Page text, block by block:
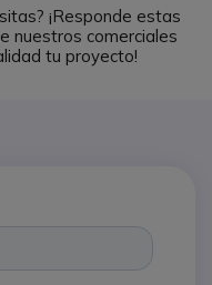
¡Responde estas
nuestros comerciales
tu proyecto!